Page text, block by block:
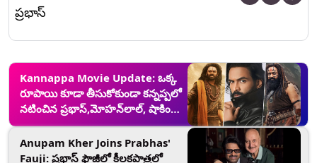
ప్రభాస్
Kannappa Movie Update: ఒక్క
రూపాయి కూడా తీసుకోకుండా కన్నప్పలో
నటించిన ప్ర‌భాస్‌,మోహ‌న్‌లాల్, షాకింగ్
విషయాలను వెల్లడించిన మంచు విష్ణు
Anupam Kher Joins Prabhas'
Fauji: ప్రభాస్ ఫౌజీలో కీలకపాత్రలో